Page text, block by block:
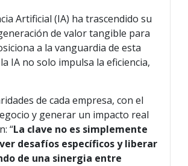
Artificial (IA) ha trascendido su
de valor tangible para
a la vanguardia de esta
IA no solo impulsa la eficiencia,
de cada empresa, con el
y generar un impacto real
“La clave no es simplemente
desafíos específicos y liberar
de una sinergia entre